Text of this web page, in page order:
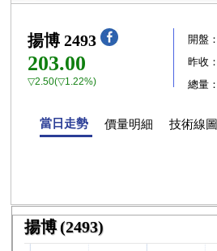
揚博 2493
203.00
▽2.50(▽1.22%)
開盤：
昨收：
總量：
當日走勢 價量明細 技術線圖